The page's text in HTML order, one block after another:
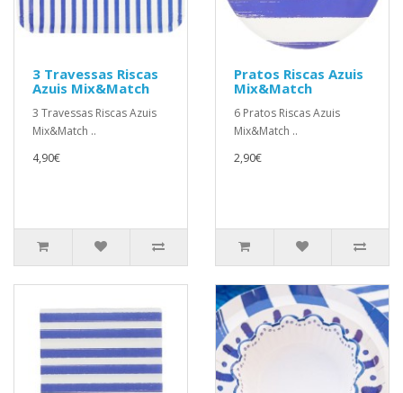
3 Travessas Riscas
Azuis Mix&Match
3 Travessas Riscas Azuis
Mix&Match ..
4,90€
Pratos Riscas Azuis
Mix&Match
6 Pratos Riscas Azuis
Mix&Match ..
2,90€